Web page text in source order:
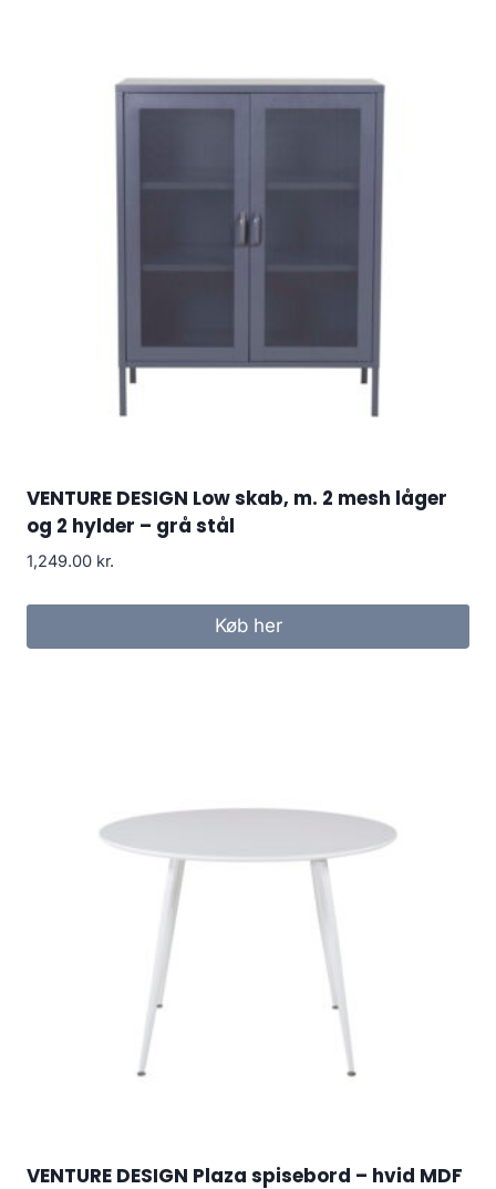
VENTURE DESIGN Low skab, m. 2 mesh låger
og 2 hylder – grå stål
1,249.00 kr.
Køb her
VENTURE DESIGN Plaza spisebord – hvid MDF